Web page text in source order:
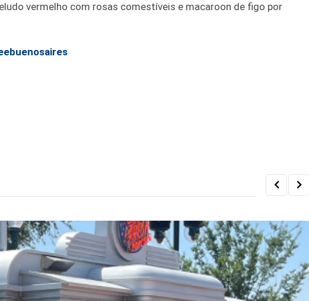
vermelho com rosas comestíveis e macaroon de figo por